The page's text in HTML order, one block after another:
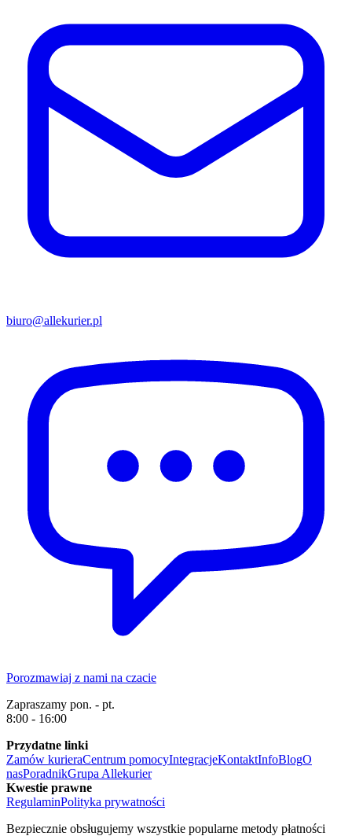
biuro@allekurier.pl
Porozmawiaj z nami na czacie
Zapraszamy pon. - pt.
8:00 - 16:00
Przydatne linki
Zamów kurieraCentrum pomocyIntegracjeKontaktInfoBlogO
nasPoradnikGrupa Allekurier
Kwestie prawne
RegulaminPolityka prywatności
Bezpiecznie obsługujemy wszystkie popularne metody płatności